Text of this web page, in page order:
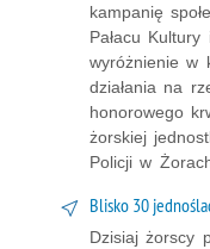
kampanię
Pałacu
wyróżnienie w
działania na
honorowego
żorskiej
Policji w
Blisko 30
Dzisiaj żorscy